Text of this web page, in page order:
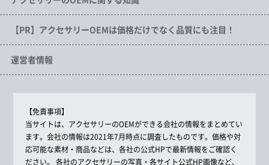
【PR】アクセサリーOEMは価格だけでなく品質にも注目！
運営者情報
【免責事項】
当サイトは、アクセサリーのOEMができる会社の情報をまとめてい
ます。会社の情報は2021年7月時点に調査したものです。価格や対
応可能な素材・商品などは、各社の公式HPで最新情報をご確認く
ださい。 各社のアクセサリーの写真・各サイト公式HP画像など、